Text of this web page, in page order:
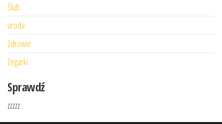
Ślub
uroda
Zdrowie
Zegarki
Sprawdź
zzzzz